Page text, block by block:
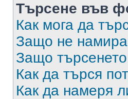
Търсене във
Как мога да
Защо не
Защо
Как да търся
Как да намеря